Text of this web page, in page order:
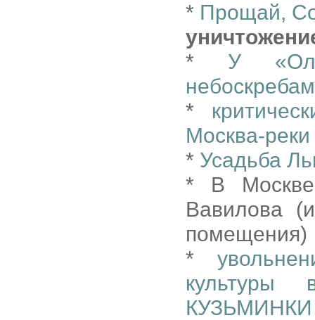
* Прощай,
* У
*
Москва-реки
* Усадьба
* В Москве
Вавилова
помещения)
*
культуры
КУЗЬМИНКИ